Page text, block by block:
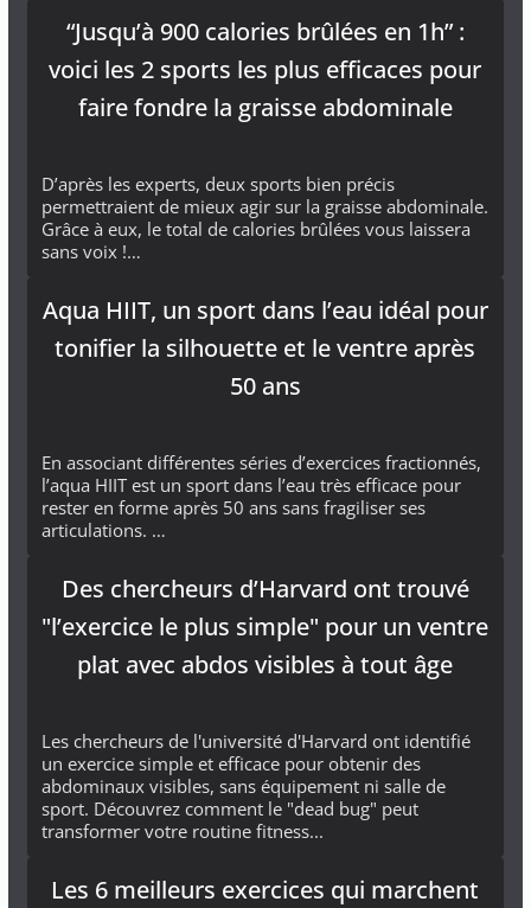
“Jusqu’à 900 calories brûlées en 1h” :
voici les 2 sports les plus efficaces pour
faire fondre la graisse abdominale
D’après les experts, deux sports bien précis
permettraient de mieux agir sur la graisse abdominale.
Grâce à eux, le total de calories brûlées vous laissera
sans voix !…
Aqua HIIT, un sport dans l’eau idéal pour
tonifier la silhouette et le ventre après
50 ans
En associant différentes séries d’exercices fractionnés,
l’aqua HIIT est un sport dans l’eau très efficace pour
rester en forme après 50 ans sans fragiliser ses
articulations. …
Des chercheurs d’Harvard ont trouvé
"l’exercice le plus simple" pour un ventre
plat avec abdos visibles à tout âge
Les chercheurs de l'université d'Harvard ont identifié
un exercice simple et efficace pour obtenir des
abdominaux visibles, sans équipement ni salle de
sport. Découvrez comment le "dead bug" peut
transformer votre routine fitness...
Les 6 meilleurs exercices qui marchent